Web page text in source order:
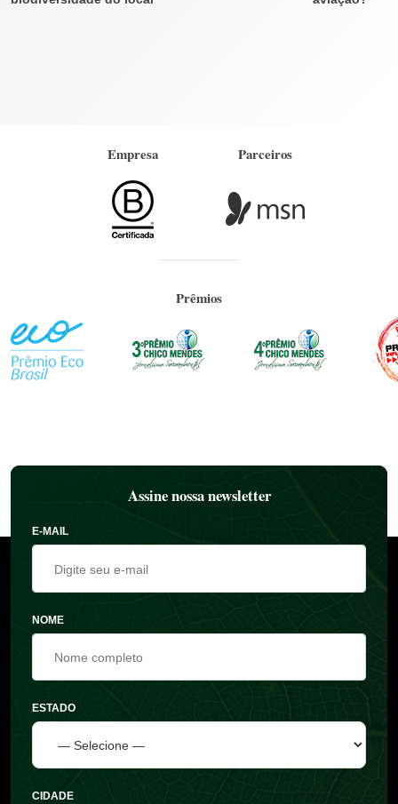
Empresa Parceiros
Prêmios
Assine nossa newsletter
E-MAIL
NOME
ESTADO
CIDADE